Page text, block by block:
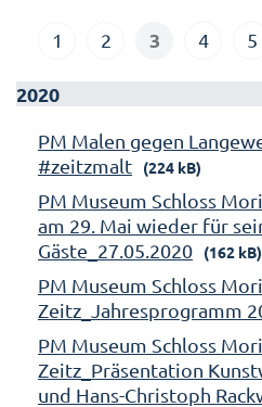
1 2 3 4 5
2020
PM Malen gegen
#zeitzmalt
(224 kB)
PM Museum Schloss
am 29. Mai wieder für
Gäste_27.05.2020
(162 kB)
PM Museum Schloss
Zeitz_Jahresprogramm
PM Museum Schloss
Zeitz_Präsentation
und Hans-Christoph